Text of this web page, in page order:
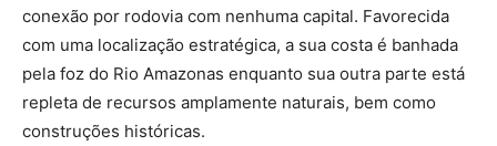
conexão por rodovia com nenhuma capital. Favorecida
com uma localização estratégica, a sua costa é banhada
pela foz do Rio Amazonas enquanto sua outra parte está
repleta de recursos amplamente naturais, bem como
construções históricas.